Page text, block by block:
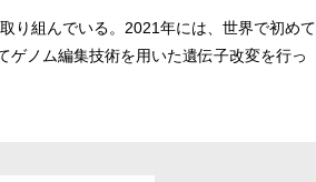
り組んでいる。2021年には、世界で初めて
ノム編集技術を用いた遺伝子改変を行っ